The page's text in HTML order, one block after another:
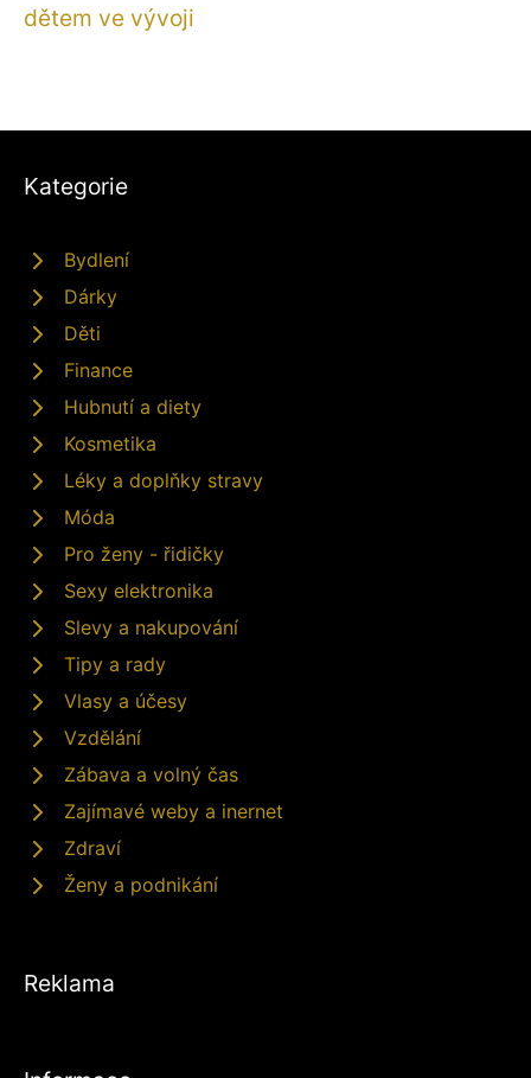
dětem ve vývoji
Kategorie
Bydlení
Dárky
Děti
Finance
Hubnutí a diety
Kosmetika
Léky a doplňky stravy
Móda
Pro ženy - řidičky
Sexy elektronika
Slevy a nakupování
Tipy a rady
Vlasy a účesy
Vzdělání
Zábava a volný čas
Zajímavé weby a inernet
Zdraví
Ženy a podnikání
Reklama